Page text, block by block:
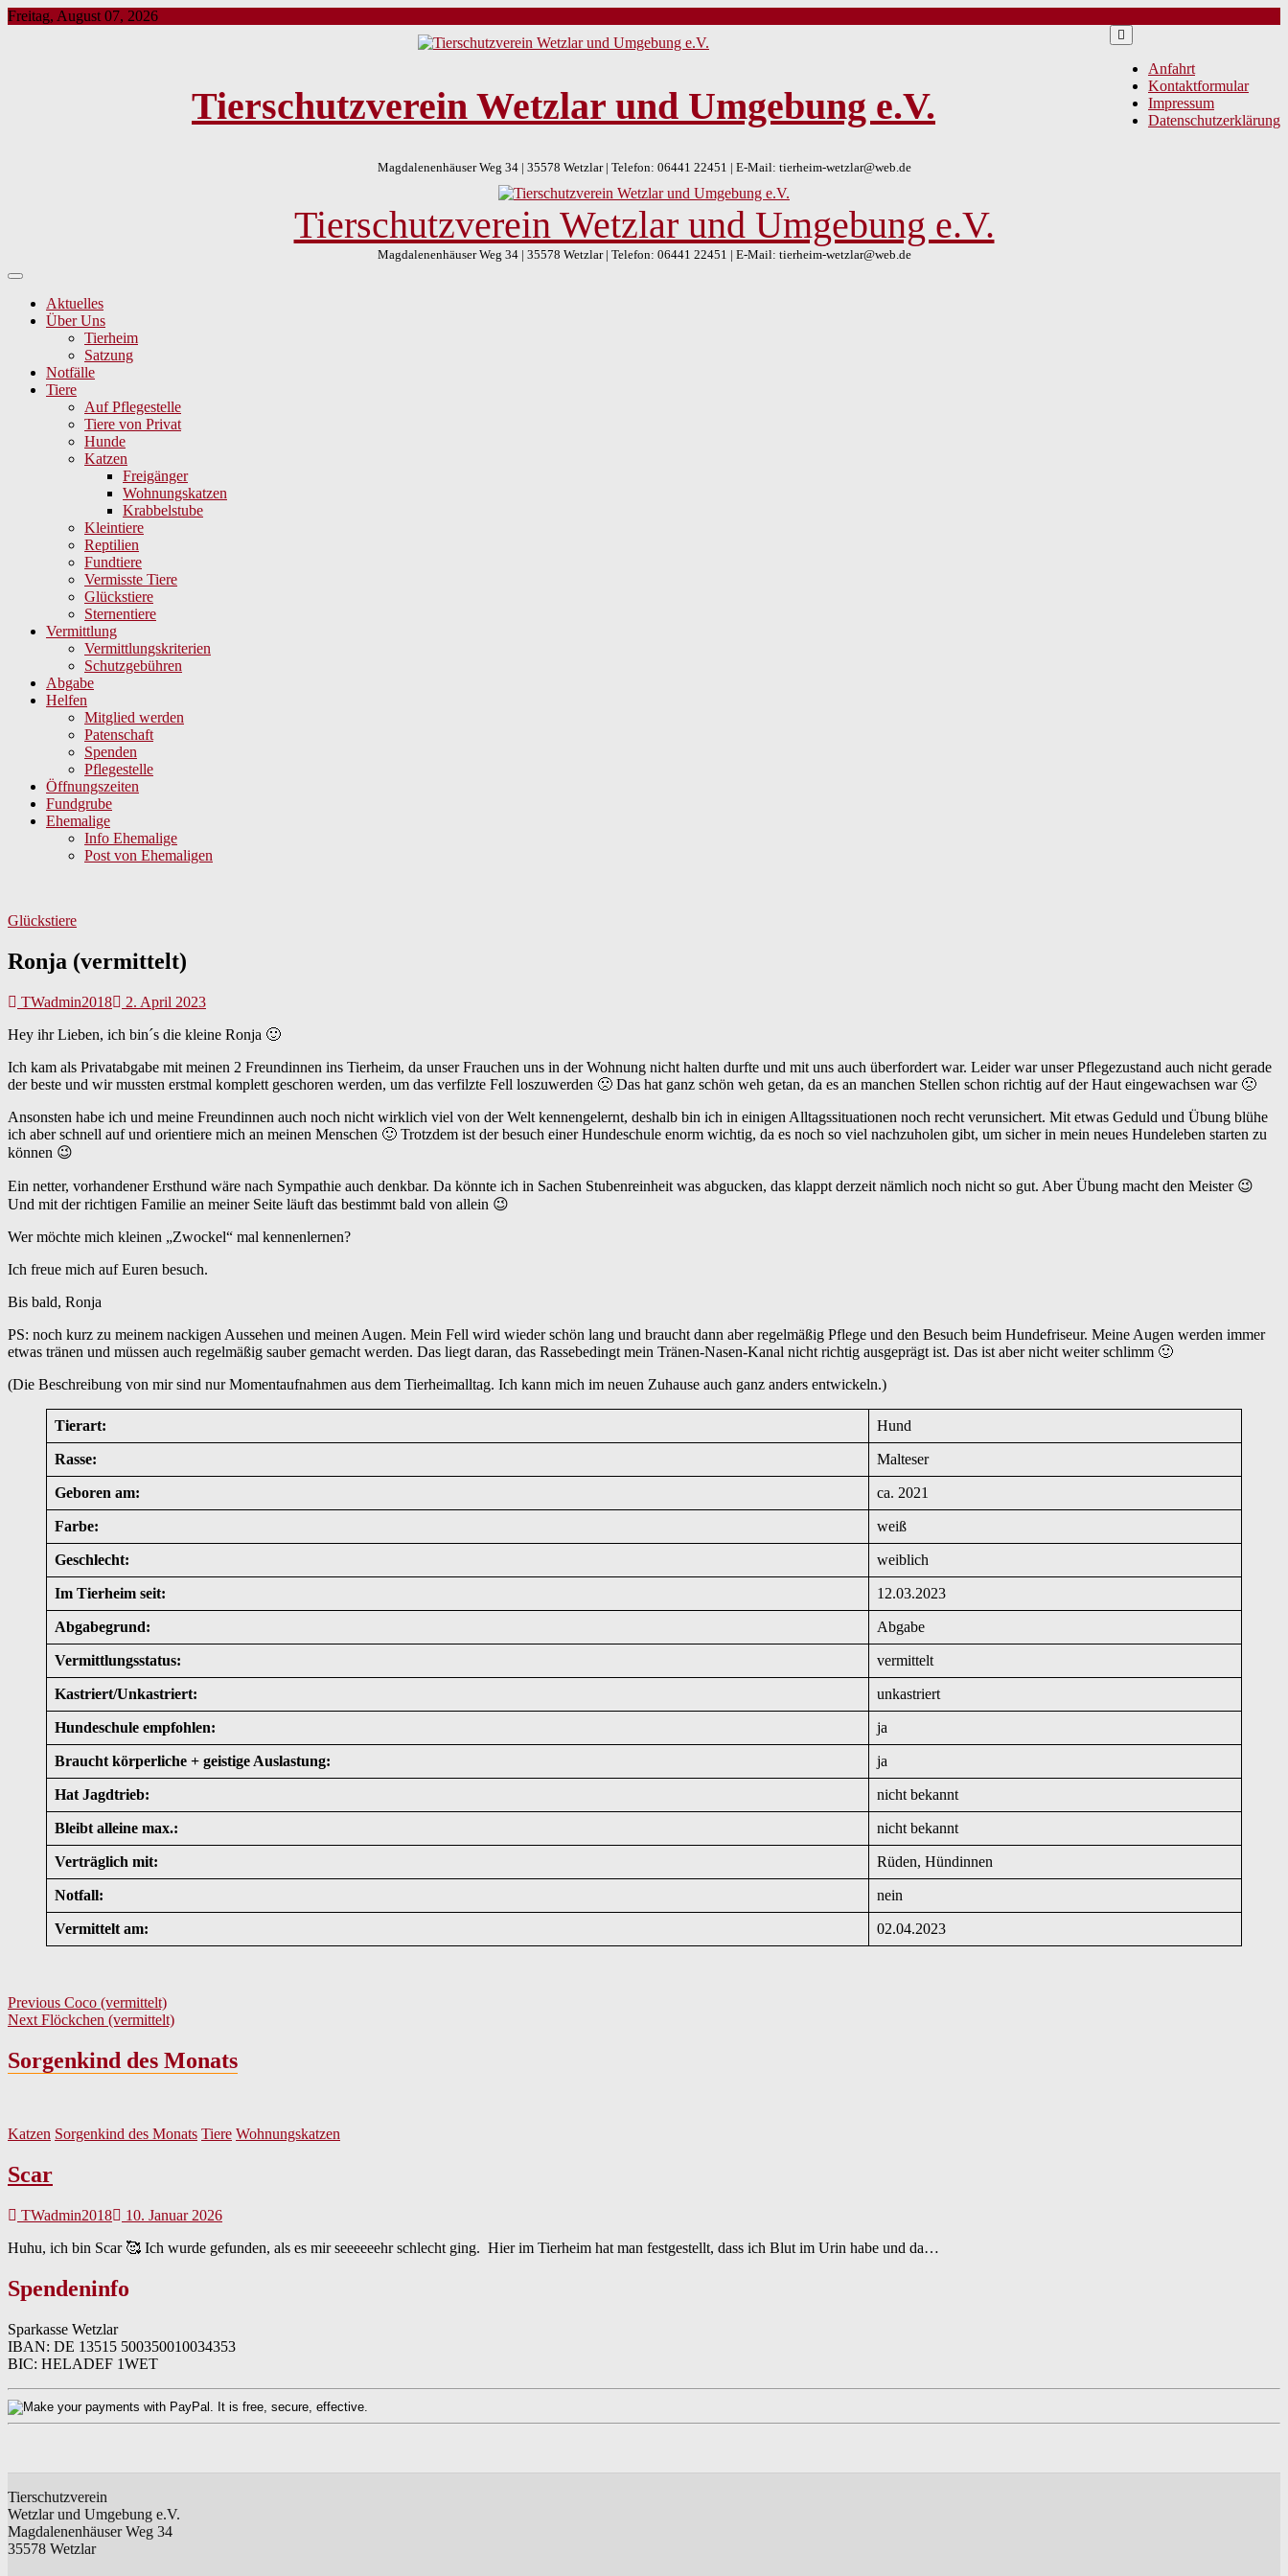
Skip
Freitag, August 07, 2026
Anfahrt
Kontaktformular
Impressum
Datenschutzerklärung
Tierschutzverein Wetzlar und Umgebung e.V.
Magdalenenhäuser Weg 34 | 35578 Wetzlar | Telefon: 06441 22451 | E-Mail: tierheim-wetzlar@web.de
Tierschutzverein Wetzlar und Umgebung e.V.
Magdalenenhäuser Weg 34 | 35578 Wetzlar | Telefon: 06441 22451 | E-Mail: tierheim-wetzlar@web.de
Aktuelles
Über Uns
Tierheim
Satzung
Notfälle
Tiere
Auf Pflegestelle
Tiere von Privat
Hunde
Katzen
Freigänger
Wohnungskatzen
Krabbelstube
Kleintiere
Reptilien
Fundtiere
Vermisste Tiere
Glückstiere
Sternentiere
Vermittlung
Vermittlungskriterien
Schutzgebühren
Abgabe
Helfen
Mitglied werden
Patenschaft
Spenden
Pflegestelle
Öffnungszeiten
Fundgrube
Ehemalige
Info Ehemalige
Post von Ehemaligen
Glückstiere
Ronja (vermittelt)
TWadmin2018
2. April 2023
Hey ihr Lieben, ich bin´s die kleine Ronja 🙂
Ich kam als Privatabgabe mit meinen 2 Freundinnen ins Tierheim, da unser Frauchen uns in der Wohnung nicht halten durfte und mit uns auch überfordert war. Leider war unser Pflegezustand auch nicht gerade
der beste und wir mussten erstmal komplett geschoren werden, um das verfilzte Fell loszuwerden 🙁 Das hat ganz schön weh getan, da es an manchen Stellen schon richtig auf der Haut eingewachsen war 🙁
Ansonsten habe ich und meine Freundinnen auch noch nicht wirklich viel von der Welt kennengelernt, deshalb bin ich in einigen Alltagssituationen noch recht verunsichert. Mit etwas Geduld und Übung blühe
ich aber schnell auf und orientiere mich an meinen Menschen 🙂 Trotzdem ist der besuch einer Hundeschule enorm wichtig, da es noch so viel nachzuholen gibt, um sicher in mein neues Hundeleben starten zu
können 😉
Ein netter, vorhandener Ersthund wäre nach Sympathie auch denkbar. Da könnte ich in Sachen Stubenreinheit was abgucken, das klappt derzeit nämlich noch nicht so gut. Aber Übung macht den Meister 😉
Und mit der richtigen Familie an meiner Seite läuft das bestimmt bald von allein 😉
Wer möchte mich kleinen „Zwockel“ mal kennenlernen?
Ich freue mich auf Euren besuch.
Bis bald, Ronja
PS: noch kurz zu meinem nackigen Aussehen und meinen Augen. Mein Fell wird wieder schön lang und braucht dann aber regelmäßig Pflege und den Besuch beim Hundefriseur. Meine Augen werden immer
etwas tränen und müssen auch regelmäßig sauber gemacht werden. Das liegt daran, das Rassebedingt mein Tränen-Nasen-Kanal nicht richtig ausgeprägt ist. Das ist aber nicht weiter schlimm 🙂
(Die Beschreibung von mir sind nur Momentaufnahmen aus dem Tierheimalltag. Ich kann mich im neuen Zuhause auch ganz anders entwickeln.)
Tierart: Hund
Rasse: Malteser
Geboren am: ca. 2021
Farbe: weiß
Geschlecht: weiblich
Im Tierheim seit: 12.03.2023
Abgabegrund: Abgabe
Vermittlungsstatus: vermittelt
Kastriert/Unkastriert: unkastriert
Hundeschule empfohlen: ja
Braucht körperliche + geistige Auslastung: ja
Hat Jagdtrieb: nicht bekannt
Bleibt alleine max.: nicht bekannt
Verträglich mit: Rüden, Hündinnen
Notfall: nein
Vermittelt am: 02.04.2023
Beitragsnavigation
Previous Previous
post:
Coco (vermittelt)
Next Next
Flöckchen (vermittelt)
Sorgenkind des Monats
Katzen Sorgenkind des Monats Tiere Wohnungskatzen
Scar
TWadmin2018
10. Januar 2026
Huhu, ich bin Scar 🥰 Ich wurde gefunden, als es mir seeeeeehr schlecht ging. Hier im Tierheim hat man festgestellt, dass ich Blut im Urin habe und da…
Spendeninfo
Sparkasse Wetzlar
IBAN: DE 13515 500350010034353
BIC: HELADEF 1WET
Tierschutzverein
Wetzlar und Umgebung e.V.
Magdalenenhäuser Weg 34
35578 Wetzlar